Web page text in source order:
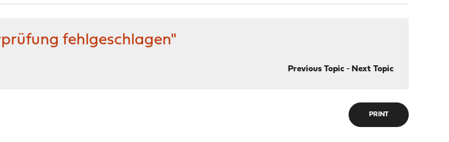
fehlgeschlagen"
Previous Topic- Next Topic
PRINT